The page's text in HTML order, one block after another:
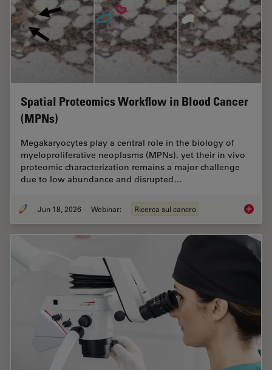
Spatial Proteomics Workflow in Blood Cancer
(MPNs)
Megakaryocytes play a central role in the biology of
myeloproliferative neoplasms (MPNs), yet their in vivo
proteomic characterization remains a major challenge
due to low abundance and disrupted…
Jun 18, 2026 Webinar: Ricerca sul cancro Spatial